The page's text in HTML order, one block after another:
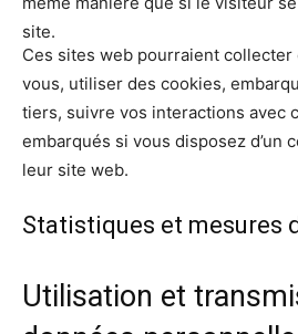
site.
Ces sites web pourraient
vous, utiliser des cookies,
tiers, suivre vos interactions avec
embarqués si vous disposez d’un
leur site web.
Statistiques et mesures
Utilisation et